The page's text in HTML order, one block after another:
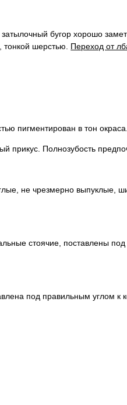
бугор хорошо
шерстью. Переход от
пигментирован в тон окраса.
Полнозубость
не чрезмерно выпуклые,
стоячие, поставлены
под правильным углом к